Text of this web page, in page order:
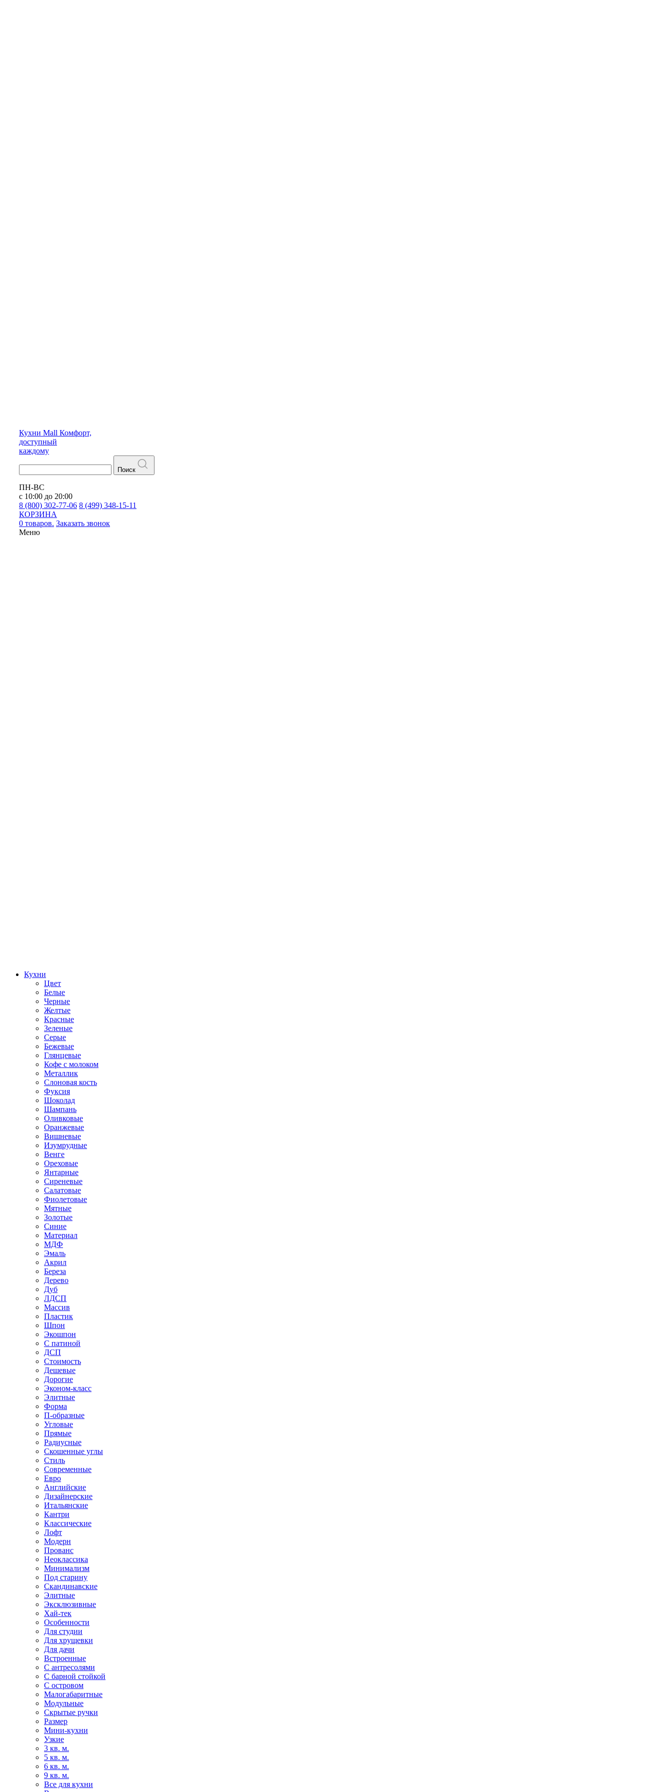
Кухни Mall Комфорт,
доступный
каждому
Поиск
ПН-ВС
с 10:00 до 20:00
8 (800) 302-77-06 8 (499) 348-15-11
КОРЗИНА
0 товаров. Заказать звонок
Меню
Кухни
Цвет
Белые
Черные
Желтые
Красные
Зеленые
Серые
Бежевые
Глянцевые
Кофе с молоком
Металлик
Слоновая кость
Фуксия
Шоколад
Шампань
Оливковые
Оранжевые
Вишневые
Изумрудные
Венге
Ореховые
Янтарные
Сиреневые
Салатовые
Фиолетовые
Мятные
Золотые
Синие
Материал
МДФ
Эмаль
Акрил
Береза
Дерево
Дуб
ЛДСП
Массив
Пластик
Шпон
Экошпон
С патиной
ДСП
Стоимость
Дешевые
Дорогие
Эконом-класс
Элитные
Форма
П-образные
Угловые
Прямые
Радиусные
Скошенные углы
Стиль
Современные
Евро
Английские
Дизайнерские
Итальянские
Кантри
Классические
Лофт
Модерн
Прованс
Неоклассика
Минимализм
Под старину
Скандинавские
Элитные
Эксклюзивные
Хай-тек
Особенности
Для студии
Для хрущевки
Для дачи
Встроенные
С антресолями
С барной стойкой
С островом
Малогабаритные
Модульные
Скрытые ручки
Размер
Мини-кухни
Узкие
3 кв. м.
5 кв. м.
6 кв. м.
9 кв. м.
Все для кухни